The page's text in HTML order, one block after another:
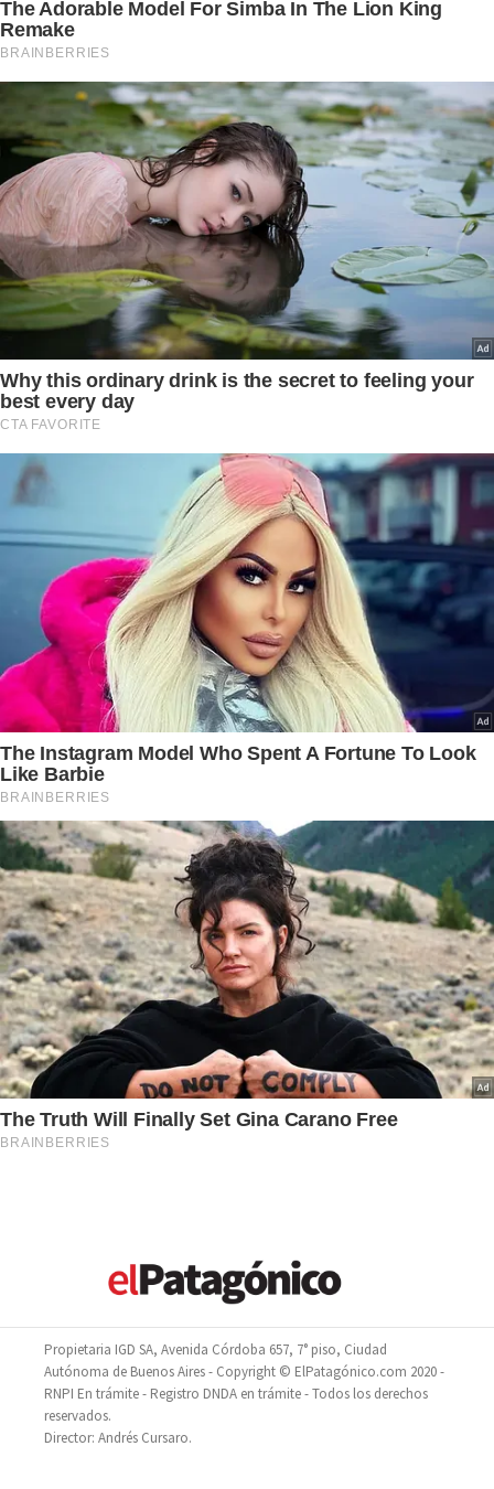
Propietaria IGD SA, Avenida Córdoba 657, 7° piso, Ciudad
Autónoma de Buenos Aires - Copyright © ElPatagónico.com 2020 -
RNPI En trámite - Registro DNDA en trámite - Todos los derechos
reservados.
Director: Andrés Cursaro.